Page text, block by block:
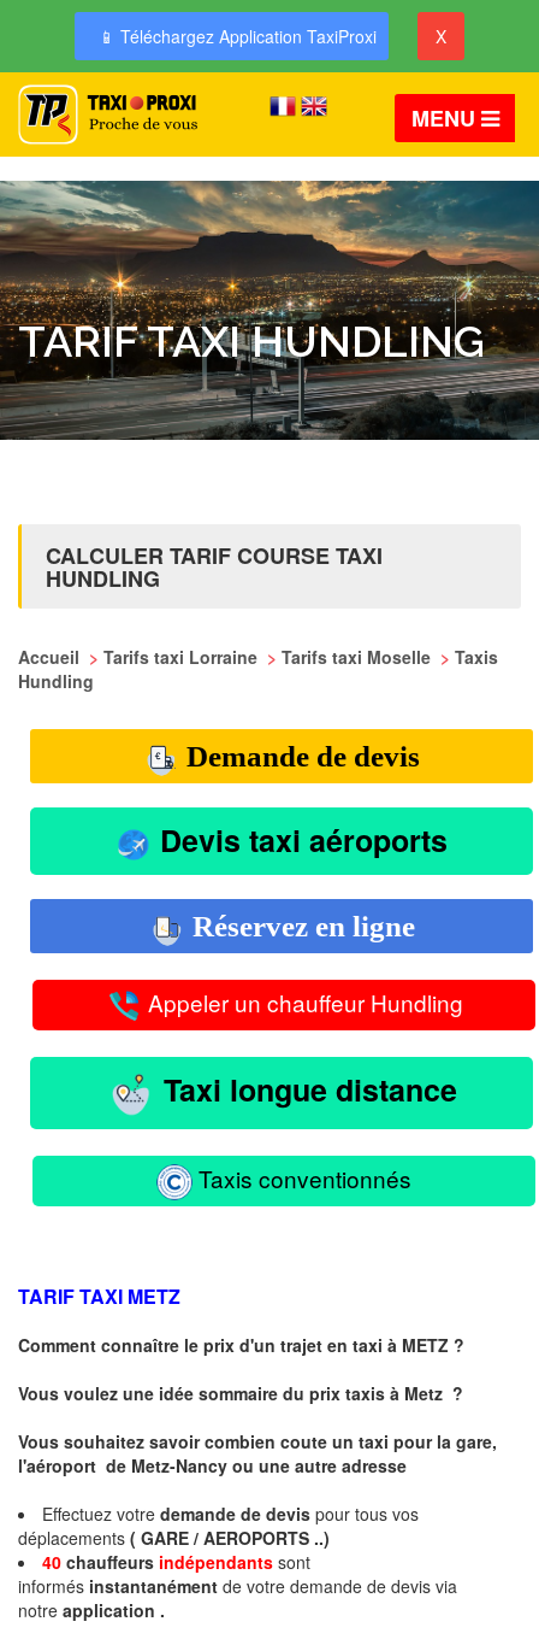
📱 Téléchargez Application TaxiProxi X
MENU
TARIF TAXI HUNDLING
CALCULER TARIF COURSE TAXI
HUNDLING
Accueil > Tarifs taxi Lorraine > Tarifs taxi Moselle > Taxis
Hundling
Demande de devis
Devis taxi aéroports
Réservez en ligne
Appeler un chauffeur Hundling
Taxi longue distance
Taxis conventionnés
TARIF TAXI METZ
Comment connaître le prix d'un trajet en taxi à METZ ?
Vous voulez une idée sommaire du prix taxis à Metz ?
Vous souhaitez savoir combien coute un taxi pour la gare,
l'aéroport de Metz-Nancy ou une autre adresse
Effectuez votre demande de devis pour tous vos
déplacements ( GARE / AEROPORTS ..)
40 chauffeurs indépendants sont
informés instantanément de votre demande de devis via
notre application .